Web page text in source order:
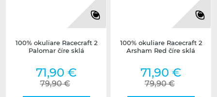
100% okuliare Racecraft 2
Palomar číre sklá
71,90 €
79,90 €
100% okuliare Racecraft 2
Arsham Red číre sklá
71,90 €
79,90 €